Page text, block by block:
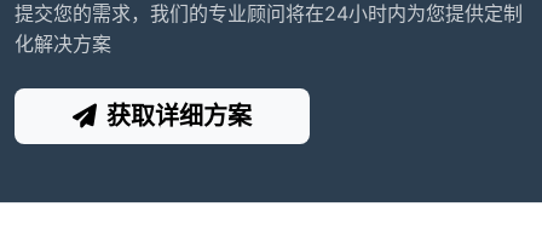
提交您的需求，我们的专业顾问将在24小时内为您提供定制
化解决方案
获取详细方案